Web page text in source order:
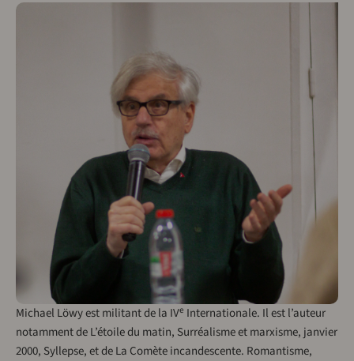
Michael Löwy est militant de la IVe Internationale. Il est l’auteur
notamment de L’étoile du matin, Surréalisme et marxisme, janvier
2000, Syllepse, et de La Comète incandescente. Romantisme,